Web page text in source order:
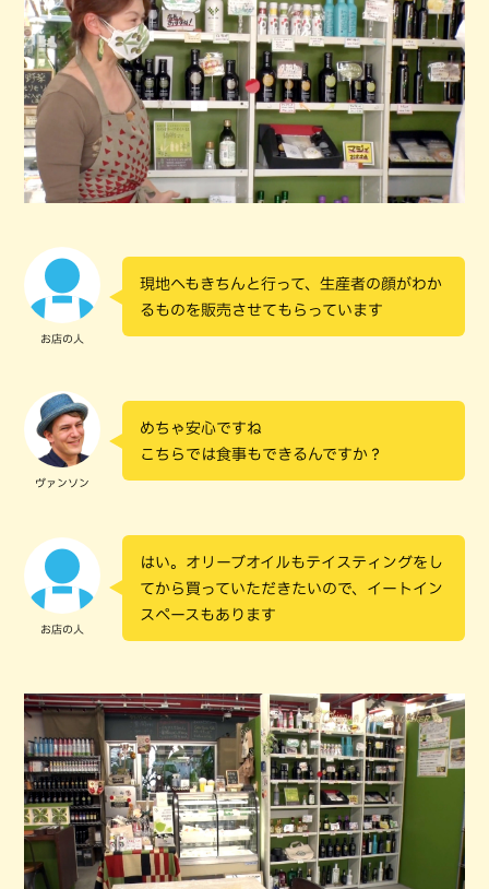
お店の人
現地へもきちんと行って、生産者の顔がわか
るものを販売させてもらっています
ヴァンソン
めちゃ安心ですね
こちらでは食事もできるんですか？
お店の人
はい。オリーブオイルもテイスティングをし
てから買っていただきたいので、イートイン
スペースもあります